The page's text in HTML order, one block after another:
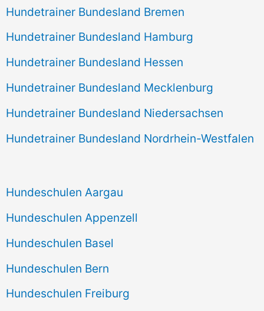
Hundetrainer Bundesland Bremen
Hundetrainer Bundesland Hamburg
Hundetrainer Bundesland Hessen
Hundetrainer Bundesland Mecklenburg
Hundetrainer Bundesland Niedersachsen
Hundetrainer Bundesland Nordrhein-Westfalen
Hundeschulen Aargau
Hundeschulen Appenzell
Hundeschulen Basel
Hundeschulen Bern
Hundeschulen Freiburg